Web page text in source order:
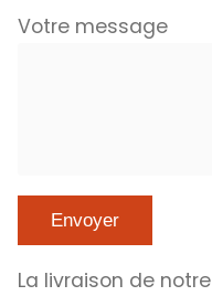
Votre message
La livraison de notre